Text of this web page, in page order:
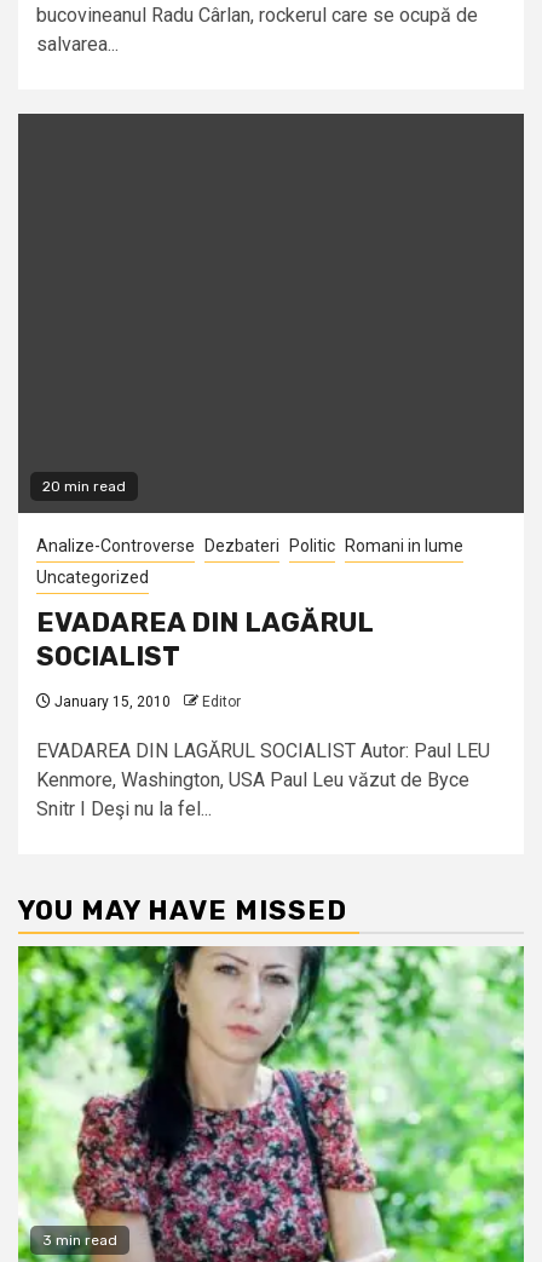
bucovineanul Radu Cârlan, rockerul care se ocupă de
salvarea...
20 min read
Analize-Controverse Dezbateri Politic
Romani in lume
Uncategorized
EVADAREA DIN LAGĂRUL
SOCIALIST
January 15, 2010 Editor
EVADAREA DIN LAGĂRUL SOCIALIST Autor: Paul LEU
Kenmore, Washington, USA Paul Leu văzut de Byce
Snitr I Deşi nu la fel...
YOU MAY HAVE MISSED
3 min read